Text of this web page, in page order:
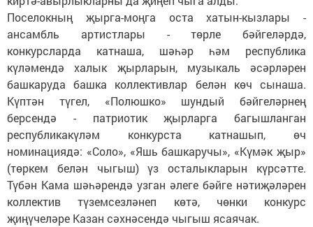
Поселокның җырга-моңга оста хатын-кызлары -
ансамбль артистлары - төрле бәйгеләрдә,
конкурсларда катнаша, шәһәр һәм республика
күләмендә халык җырларын, музыкаль әсәрләрен
башкаруда башка коллективлар белән көч сынаша.
Күптән түгел, «Полюшко» шундый бәйгеләрнең
берсендә - патриотик җырларга багышланган
республикакүләм конкурста катнашып, өч
номинациядә: «Соло», «Яшь башкаручы», «Күмәк җыр»
(төркем белән чыгыш) үз осталыкларын күрсәтте.
Түбән Кама шәһәрендә узган әлеге бәйге нәтиҗәләрен
коллектив түземсезләнеп көтә, чөнки конкурс
җиңүчеләре Казан сәхнәсендә чыгыш ясаячак.